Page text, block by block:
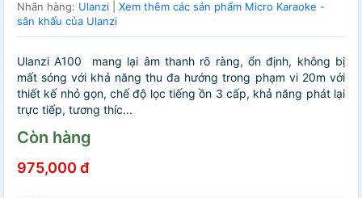
Nhãn hàng: Ulanzi
Xem thêm các sản phẩm Micro Karaoke -
sân khấu của Ulanzi
Ulanzi A100 mang lại âm thanh rõ ràng, ổn định, không bị
mất sóng với khả năng thu đa hướng trong phạm vi 20m với
thiết kế nhỏ gọn, chế độ lọc tiếng ồn 3 cấp, khả năng phát lại
trực tiếp, tương thíc...
Còn hàng
975,000 đ